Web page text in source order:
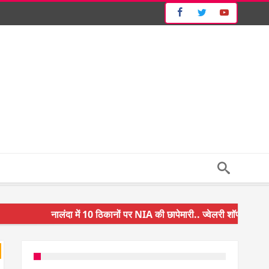
नालंदा में 10 ठिकानों पर NIA की छापेमारी.. ज्वेलरी शॉप और गन हाउस
अंचल पदाधिकारी (CO) बर्खास्त.. फर्जीवाड़ा कर पाई थी नौकरी..